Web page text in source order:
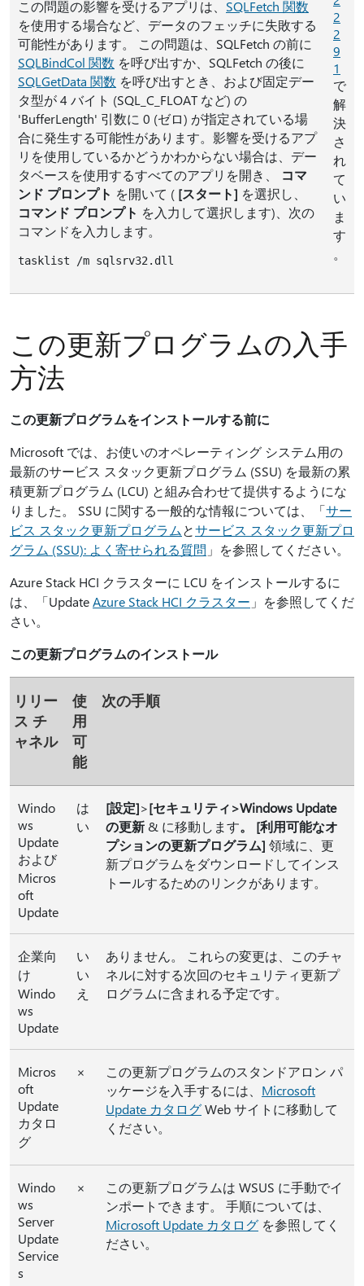
この問題の影響を受けるアプリは、 SQLFetch 関数
を使用する場合など、データのフェッチに失敗する
可能性があります。 この問題は、SQLFetch の前に
SQLBindCol 関数 を呼び出すか、SQLFetch の後に
SQLGetData 関数 を呼び出すとき、および固定デー
タ型が 4 バイト (SQL_C_FLOAT など) の
'BufferLength' 引数に 0 (ゼロ) が指定されている場
合に発生する可能性があります。影響を受けるアプ
リを使用しているかどうかわからない場合は、デー
タベースを使用するすべてのアプリを開き、 コマ
ンド プロンプト を開いて ( [スタート] を選択し、
コマンド プロンプト を入力して選択します)、次の
コマンドを入力します。
2
2
9
1
で
解
決
さ
れ
て
い
ま
す
。
この更新プログラムの入手
方法
この更新プログラムをインストールする前に
Microsoft では、お使いのオペレーティング システム用の
最新のサービス スタック更新プログラム (SSU) を最新の累
積更新プログラム (LCU) と組み合わせて提供するようにな
りました。 SSU に関する一般的な情報については、「サー
ビス スタック更新プログラムとサービス スタック更新プロ
グラム (SSU): よく寄せられる質問 」を参照してください。
Azure Stack HCI クラスターに LCU をインストールするに
は、「UpdateAzure Stack HCI クラスター 」を参照してくだ
さい。
この更新プログラムのインストール
リリー
ス チ
ャネル
使
用
可
能
次の手順
Windo
ws
Update
および
Micros
oft
Update
は
い
[設定]>[セキュリティ>Windows Update
の更新 & に移動します。
[利用可能なオ
プションの更新プログラム] 領域に、更
新プログラムをダウンロードしてインス
トールするためのリンクがあります。
企業向
け
Windo
ws
Update
い
い
え
ありません。 これらの変更は、このチャ
ネルに対する次回のセキュリティ更新プ
ログラムに含まれる予定です。
Micros
oft
Update
カタロ
グ
×
この更新プログラムのスタンドアロン パ
ッケージを入手するには、 Microsoft
Update カタログWeb サイトに移動して
ください。
Windo
ws
Server
Update
Service
s
×
この更新プログラムは WSUS に手動でイ
ンポートできます。 手順については、
Microsoft Update カタログ を参照してく
ださい。